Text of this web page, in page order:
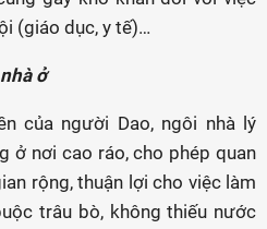
(giáo dục, y tế)…
ở
của người Dao, ngôi nhà lý
ở nơi cao ráo, cho phép quan
rộng, thuận lợi cho việc làm
trâu bò, không thiếu nước